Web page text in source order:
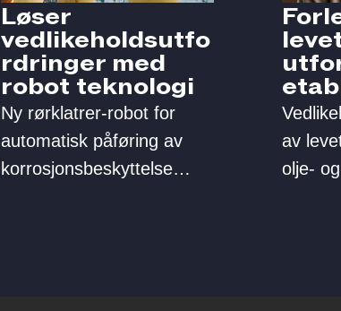
Løser
vedlikeholdsutfo
rdringer med
robot teknologi
Ny rørklatrer-robot for
automatisk påføring av
korrosjonsbeskyttelse
av
olje-